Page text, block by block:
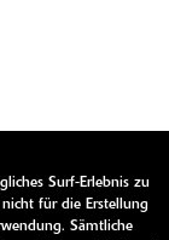
Surf-Erlebnis zu
für die Erstellung
Sämtliche